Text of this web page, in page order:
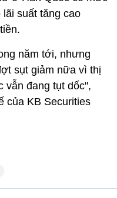
suất tăng cao
năm tới, nhưng
sụt giảm nữa vì thị
vẫn đang tụt dốc",
của KB Securities